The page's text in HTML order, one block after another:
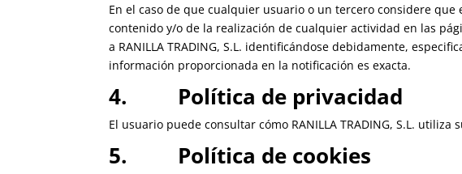
En el caso de que cualquier usuario o un tercero considere
contenido y/o de la realización de cualquier actividad en las
a RANILLA TRADING, S.L. identificándose debidamente,
información proporcionada en la notificación es exacta.
4. Política de privacidad
El usuario puede consultar cómo RANILLA TRADING, S.L.
5. Política de cookies